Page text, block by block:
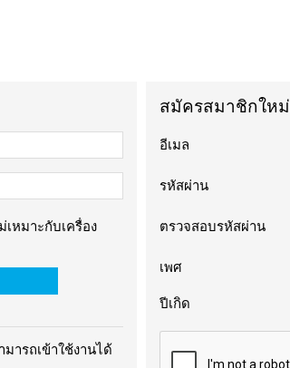
หมาะกับเครื่อง
ารถเข้าใช้งานได้
สมัครสมาชิกใหม่
อีเมล
รหัสผ่าน
ตรวจสอบรหัสผ่าน
เพศ
ปีเกิด